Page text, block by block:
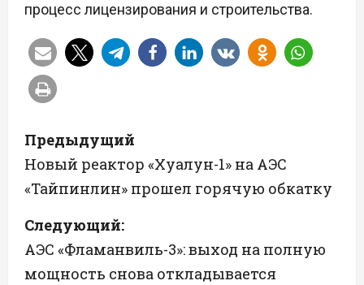
процесс лицензирования и строительства.
Н
а
в
и
г
Предыдущий
Новый реактор «Хуалун-1» на АЭС
«Тайпинлин» прошел горячую обкатку
Следующий:
АЭС «Фламанвиль-3»: выход на полную
мощность снова откладывается